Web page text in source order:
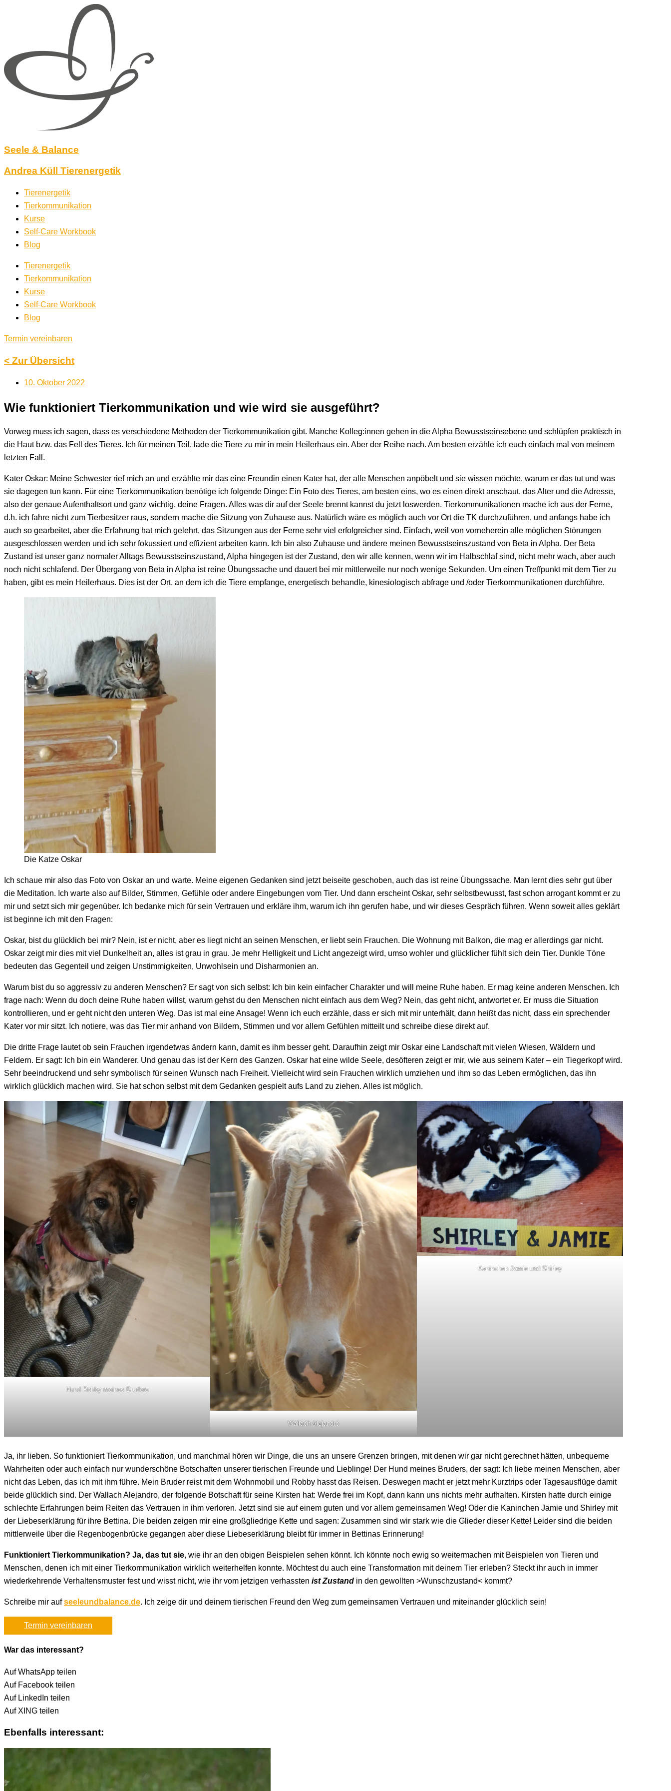
Seele & Balance
Andrea Küll Tierenergetik
Tierenergetik
Tierkommunikation
Kurse
Self-Care Workbook
Blog
Tierenergetik
Tierkommunikation
Kurse
Self-Care Workbook
Blog
Termin vereinbaren
< Zur Übersicht
10. Oktober 2022
Wie funktioniert Tierkommunikation und wie wird sie ausgeführt?
Vorweg muss ich sagen, dass es verschiedene Methoden der Tierkommunikation gibt. Manche Kolleg:innen gehen in die Alpha Bewusstseinsebene und schlüpfen praktisch in
die Haut bzw. das Fell des Tieres. Ich für meinen Teil, lade die Tiere zu mir in mein Heilerhaus ein. Aber der Reihe nach. Am besten erzähle ich euch einfach mal von meinem
letzten Fall.
Kater Oskar: Meine Schwester rief mich an und erzählte mir das eine Freundin einen Kater hat, der alle Menschen anpöbelt und sie wissen möchte, warum er das tut und was
sie dagegen tun kann. Für eine Tierkommunikation benötige ich folgende Dinge: Ein Foto des Tieres, am besten eins, wo es einen direkt anschaut, das Alter und die Adresse,
also der genaue Aufenthaltsort und ganz wichtig, deine Fragen. Alles was dir auf der Seele brennt kannst du jetzt loswerden. Tierkommunikationen mache ich aus der Ferne,
d.h. ich fahre nicht zum Tierbesitzer raus, sondern mache die Sitzung von Zuhause aus. Natürlich wäre es möglich auch vor Ort die TK durchzuführen, und anfangs habe ich
auch so gearbeitet, aber die Erfahrung hat mich gelehrt, das Sitzungen aus der Ferne sehr viel erfolgreicher sind. Einfach, weil von vorneherein alle möglichen Störungen
ausgeschlossen werden und ich sehr fokussiert und effizient arbeiten kann. Ich bin also Zuhause und ändere meinen Bewusstseinszustand von Beta in Alpha. Der Beta
Zustand ist unser ganz normaler Alltags Bewusstseinszustand, Alpha hingegen ist der Zustand, den wir alle kennen, wenn wir im Halbschlaf sind, nicht mehr wach, aber auch
noch nicht schlafend. Der Übergang von Beta in Alpha ist reine Übungssache und dauert bei mir mittlerweile nur noch wenige Sekunden. Um einen Treffpunkt mit dem Tier zu
haben, gibt es mein Heilerhaus. Dies ist der Ort, an dem ich die Tiere empfange, energetisch behandle, kinesiologisch abfrage und /oder Tierkommunikationen durchführe.
Die Katze Oskar
Ich schaue mir also das Foto von Oskar an und warte. Meine eigenen Gedanken sind jetzt beiseite geschoben, auch das ist reine Übungssache. Man lernt dies sehr gut über
die Meditation. Ich warte also auf Bilder, Stimmen, Gefühle oder andere Eingebungen vom Tier. Und dann erscheint Oskar, sehr selbstbewusst, fast schon arrogant kommt er zu
mir und setzt sich mir gegenüber. Ich bedanke mich für sein Vertrauen und erkläre ihm, warum ich ihn gerufen habe, und wir dieses Gespräch führen. Wenn soweit alles geklärt
ist beginne ich mit den Fragen:
Oskar, bist du glücklich bei mir? Nein, ist er nicht, aber es liegt nicht an seinen Menschen, er liebt sein Frauchen. Die Wohnung mit Balkon, die mag er allerdings gar nicht.
Oskar zeigt mir dies mit viel Dunkelheit an, alles ist grau in grau. Je mehr Helligkeit und Licht angezeigt wird, umso wohler und glücklicher fühlt sich dein Tier. Dunkle Töne
bedeuten das Gegenteil und zeigen Unstimmigkeiten, Unwohlsein und Disharmonien an.
Warum bist du so aggressiv zu anderen Menschen? Er sagt von sich selbst: Ich bin kein einfacher Charakter und will meine Ruhe haben. Er mag keine anderen Menschen. Ich
frage nach: Wenn du doch deine Ruhe haben willst, warum gehst du den Menschen nicht einfach aus dem Weg? Nein, das geht nicht, antwortet er. Er muss die Situation
kontrollieren, und er geht nicht den unteren Weg. Das ist mal eine Ansage! Wenn ich euch erzähle, dass er sich mit mir unterhält, dann heißt das nicht, dass ein sprechender
Kater vor mir sitzt. Ich notiere, was das Tier mir anhand von Bildern, Stimmen und vor allem Gefühlen mitteilt und schreibe diese direkt auf.
Die dritte Frage lautet ob sein Frauchen irgendetwas ändern kann, damit es ihm besser geht. Daraufhin zeigt mir Oskar eine Landschaft mit vielen Wiesen, Wäldern und
Feldern. Er sagt: Ich bin ein Wanderer. Und genau das ist der Kern des Ganzen. Oskar hat eine wilde Seele, desöfteren zeigt er mir, wie aus seinem Kater – ein Tiegerkopf wird.
Sehr beeindruckend und sehr symbolisch für seinen Wunsch nach Freiheit. Vielleicht wird sein Frauchen wirklich umziehen und ihm so das Leben ermöglichen, das ihn
wirklich glücklich machen wird. Sie hat schon selbst mit dem Gedanken gespielt aufs Land zu ziehen. Alles ist möglich.
Hund Robby meines Bruders
Wallach Alejandro
Kaninchen Jamie und Shirley
Ja, ihr lieben. So funktioniert Tierkommunikation, und manchmal hören wir Dinge, die uns an unsere Grenzen bringen, mit denen wir gar nicht gerechnet hätten, unbequeme
Wahrheiten oder auch einfach nur wunderschöne Botschaften unserer tierischen Freunde und Lieblinge! Der Hund meines Bruders, der sagt: Ich liebe meinen Menschen, aber
nicht das Leben, das ich mit ihm führe. Mein Bruder reist mit dem Wohnmobil und Robby hasst das Reisen. Deswegen macht er jetzt mehr Kurztrips oder Tagesausflüge damit
beide glücklich sind. Der Wallach Alejandro, der folgende Botschaft für seine Kirsten hat: Werde frei im Kopf, dann kann uns nichts mehr aufhalten. Kirsten hatte durch einige
schlechte Erfahrungen beim Reiten das Vertrauen in ihm verloren. Jetzt sind sie auf einem guten und vor allem gemeinsamen Weg! Oder die Kaninchen Jamie und Shirley mit
der Liebeserklärung für ihre Bettina. Die beiden zeigen mir eine großgliedrige Kette und sagen: Zusammen sind wir stark wie die Glieder dieser Kette! Leider sind die beiden
mittlerweile über die Regenbogenbrücke gegangen aber diese Liebeserklärung bleibt für immer in Bettinas Erinnerung!
Funktioniert Tierkommunikation? Ja, das tut sie, wie ihr an den obigen Beispielen sehen könnt. Ich könnte noch ewig so weitermachen mit Beispielen von Tieren und
Menschen, denen ich mit einer Tierkommunikation wirklich weiterhelfen konnte. Möchtest du auch eine Transformation mit deinem Tier erleben? Steckt ihr auch in immer
wiederkehrende Verhaltensmuster fest und wisst nicht, wie ihr vom jetzigen verhassten ist Zustand in den gewollten >Wunschzustand< kommt?
Schreibe mir aufseeleundbalance.de. Ich zeige dir und deinem tierischen Freund den Weg zum gemeinsamen Vertrauen und miteinander glücklich sein!
Termin vereinbaren
War das interessant?
Auf WhatsApp teilen
Auf Facebook teilen
Auf LinkedIn teilen
Auf XING teilen
Ebenfalls interessant: